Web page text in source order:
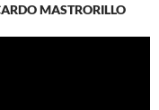
MASTRORILLO